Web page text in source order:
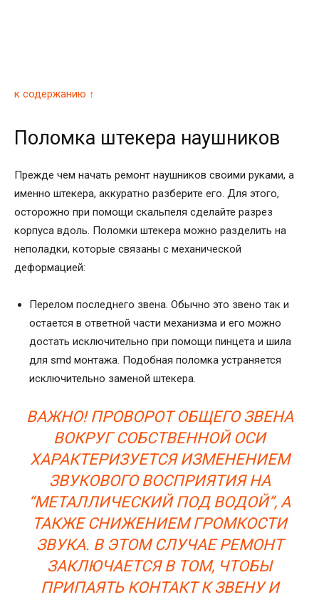
к содержанию ↑
Поломка штекера наушников
Прежде чем начать ремонт наушников своими руками, а
именно штекера, аккуратно разберите его. Для этого,
осторожно при помощи скальпеля сделайте разрез
корпуса вдоль. Поломки штекера можно разделить на
неполадки, которые связаны с механической
деформацией:
Перелом последнего звена. Обычно это звено так и
остается в ответной части механизма и его можно
достать исключительно при помощи пинцета и шила
для smd монтажа. Подобная поломка устраняется
исключительно заменой штекера.
ВАЖНО! ПРОВОРОТ ОБЩЕГО ЗВЕНА
ВОКРУГ СОБСТВЕННОЙ ОСИ
ХАРАКТЕРИЗУЕТСЯ ИЗМЕНЕНИЕМ
ЗВУКОВОГО ВОСПРИЯТИЯ НА
“МЕТАЛЛИЧЕСКИЙ ПОД ВОДОЙ”, А
ТАКЖЕ СНИЖЕНИЕМ ГРОМКОСТИ
ЗВУКА. В ЭТОМ СЛУЧАЕ РЕМОНТ
ЗАКЛЮЧАЕТСЯ В ТОМ, ЧТОБЫ
ПРИПАЯТЬ КОНТАКТ К ЗВЕНУ И